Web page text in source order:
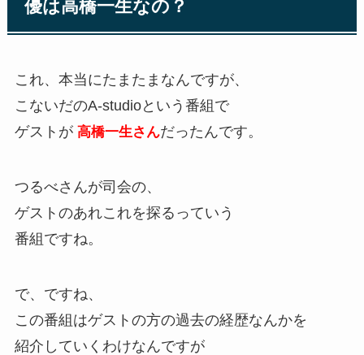
優は高橋一生なの？
これ、本当にたまたまなんですが、
こないだのA-studioという番組で
ゲストが高橋一生さんだったんです。
つるべさんが司会の、
ゲストのあれこれを探るっていう
番組ですね。
で、ですね、
この番組はゲストの方の過去の経歴なんかを
紹介していくわけなんですが